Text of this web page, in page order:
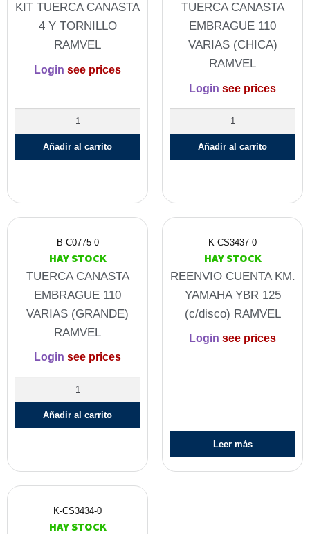
KIT TUERCA CANASTA
4 Y TORNILLO
RAMVEL
Login see prices
Añadir al carrito
TUERCA CANASTA
EMBRAGUE 110
VARIAS (CHICA)
RAMVEL
Login see prices
Añadir al carrito
B-C0775-0
HAY STOCK
TUERCA CANASTA
EMBRAGUE 110
VARIAS (GRANDE)
RAMVEL
Login see prices
Añadir al carrito
K-CS3437-0
HAY STOCK
REENVIO CUENTA KM.
YAMAHA YBR 125
(c/disco) RAMVEL
Login see prices
Leer más
K-CS3434-0
HAY STOCK